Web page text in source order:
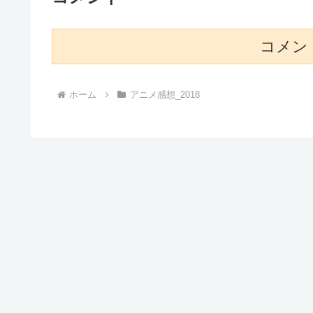
コメン
ホーム アニメ感想_2018